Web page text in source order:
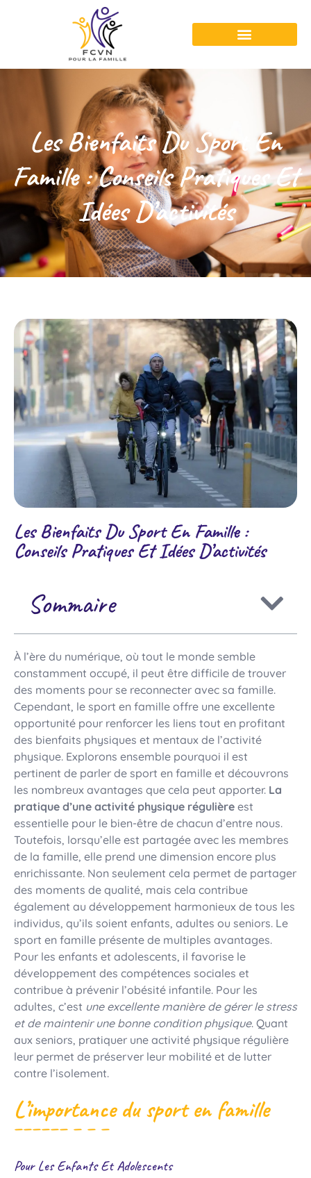
Les Bienfaits Du Sport En
Famille : Conseils Pratiques Et
Idées D’activités
Les Bienfaits Du Sport En Famille :
Conseils Pratiques Et Idées D’activités
Sommaire
À l’ère du numérique, où tout le monde semble
constamment occupé, il peut être difficile de trouver
des moments pour se reconnecter avec sa famille.
Cependant, le sport en famille offre une excellente
opportunité pour renforcer les liens tout en profitant
des bienfaits physiques et mentaux de l’activité
physique. Explorons ensemble pourquoi il est
pertinent de parler de sport en famille et découvrons
les nombreux avantages que cela peut apporter. La
pratique d’une activité physique régulière est
essentielle pour le bien-être de chacun d’entre nous.
Toutefois, lorsqu’elle est partagée avec les membres
de la famille, elle prend une dimension encore plus
enrichissante. Non seulement cela permet de partager
des moments de qualité, mais cela contribue
également au développement harmonieux de tous les
individus, qu’ils soient enfants, adultes ou seniors. Le
sport en famille présente de multiples avantages.
Pour les enfants et adolescents, il favorise le
développement des compétences sociales et
contribue à prévenir l’obésité infantile. Pour les
adultes, c’est une excellente manière de gérer le stress
et de maintenir une bonne condition physique. Quant
aux seniors, pratiquer une activité physique régulière
leur permet de préserver leur mobilité et de lutter
contre l’isolement.
L’importance du sport en famille
Pour Les Enfants Et Adolescents